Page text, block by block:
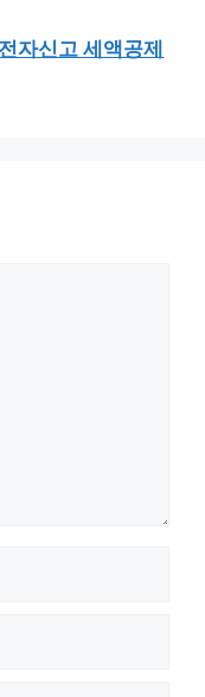
자신고 세액공제